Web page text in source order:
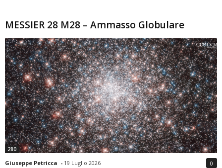
MESSIER 28 M28 – Ammasso Globulare
280
Giuseppe Petricca - 19 Luglio 2026 0